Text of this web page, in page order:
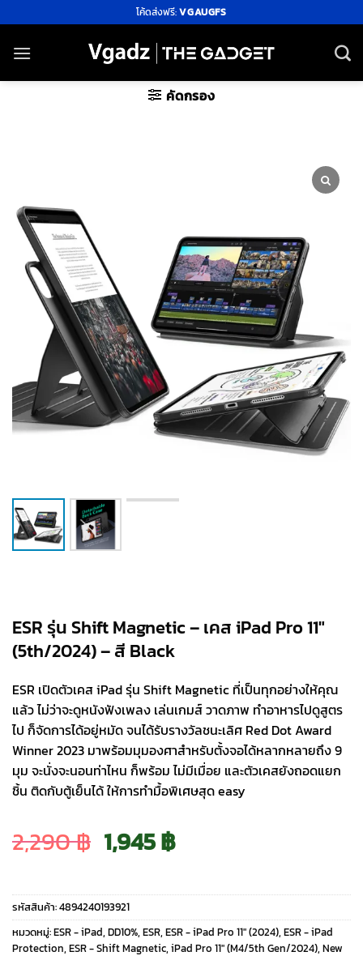
ไป
ยัง
โค้ดส่งฟรี:VGAUGFS
คัดกรอง
ESR รุ่น Shift Magnetic – เคส iPad Pro 11″
(5th/2024) – สี Black
ESR เปิดตัวเคส iPad รุ่น Shift Magnetic ที่เป็นทุกอย่างให้คุณ
แล้ว ไม่ว่าจะดูหนังฟังเพลง เล่นเกมส์ วาดภาพ ทำอาหารไปดูสูตร
ไป ก็จัดการได้อยู่หมัด จนได้รับรางวัลชนะเลิศ Red Dot Award
Winner 2023 มาพร้อมมุมองศาสำหรับตั้งจอได้หลากหลายถึง 9
มุม จะนั่งจะนอนท่าไหน ก็พร้อม ไม่มีเมื่อย และตัวเคสยังถอดแยก
ชิ้น ติดกับตู้เย็นได้ ให้การทำมื้อพิเศษสุด easy
2,290฿ Original
price
was:
1,945฿Current
price
is:
รหัสสินค้า:4894240193921
หมวดหมู่:ESR - iPad, DD10%, ESR, ESR - iPad Pro 11" (2024), ESR - iPad
Protection, ESR - Shift Magnetic, iPad Pro 11" (M4/5th Gen/2024), New